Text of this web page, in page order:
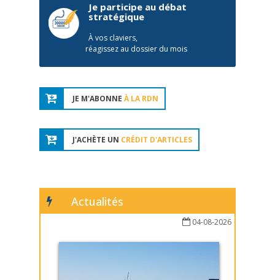
Je participe au débat
stratégique
À vos claviers,
réagissez au dossier du mois
JE M'ABONNE À LA RDN
J'ACHÈTE UN CRÉDIT D'ARTICLES
Actualités
04-08-2026